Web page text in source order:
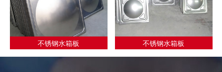
不锈钢水箱板 不锈钢水箱板